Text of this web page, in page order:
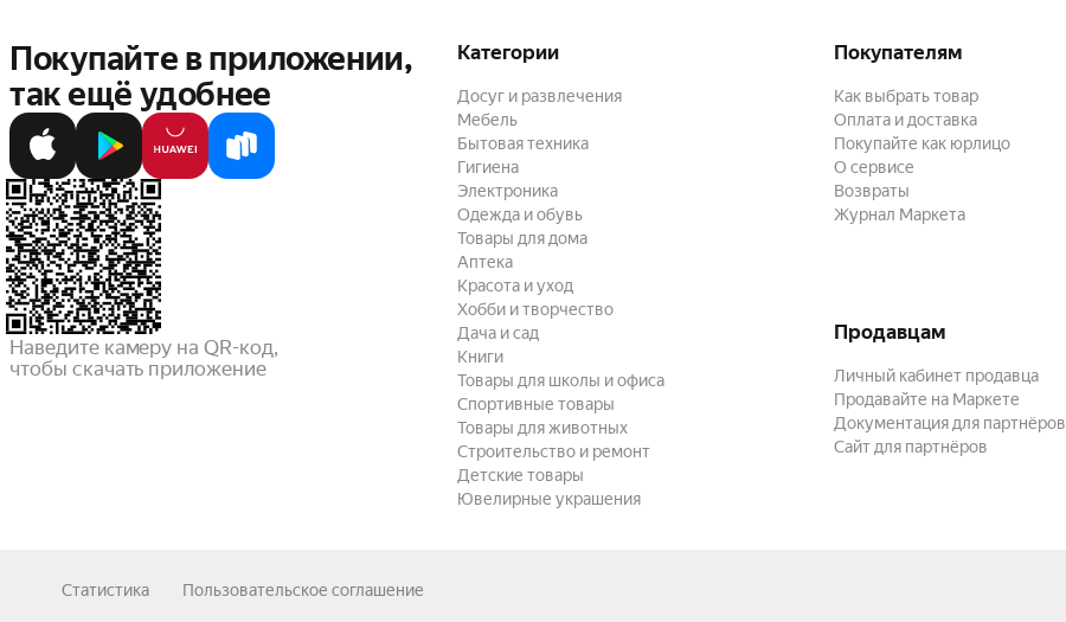
Покупайте в приложении,
так ещё удобнее
Наведите камеру на QR-код,
чтобы скачать приложение
Категории
Досуг и развлечения
Мебель
Бытовая техника
Гигиена
Электроника
Одежда и обувь
Товары для дома
Аптека
Красота и уход
Хобби и творчество
Дача и сад
Книги
Товары для школы и офиса
Спортивные товары
Товары для животных
Строительство и ремонт
Детские товары
Ювелирные украшения
Покупателям
Как выбрать товар
Оплата и доставка
Покупайте как юрлицо
О сервисе
Возвраты
Журнал Маркета
Продавцам
Личный кабинет продавца
Продавайте на Маркете
Документация для партнёров
Сайт для партнёров
Статистика Пользовательское соглашение